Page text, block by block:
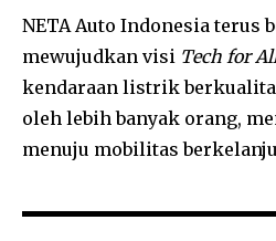
NETA Auto Indonesia terus
mewujudkan visi Tech for
kendaraan listrik
oleh lebih banyak orang,
menuju mobilitas